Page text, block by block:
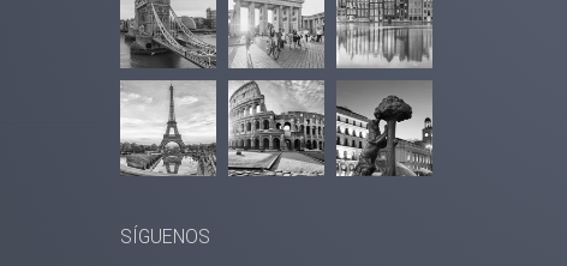
SÍGUENOS